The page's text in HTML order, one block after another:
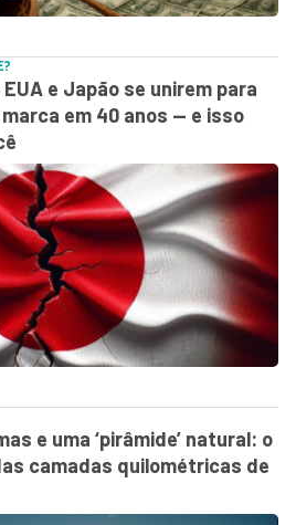
e Japão se unirem para
em 40 anos — e isso
e uma ‘pirâmide’ natural: o
camadas quilométricas de